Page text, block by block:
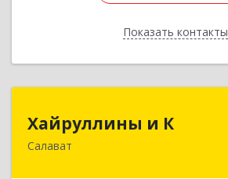
Показать контакты
Назад
Хайруллины и К
Салават